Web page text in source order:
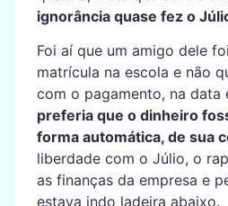
ignorância quase fez o
Foi aí que um amigo dele
matrícula na escola e não
com o pagamento, na data
preferia que o dinheiro
forma automática, de sua
liberdade com o Júlio, o
as finanças da empresa e
estava indo ladeira abaixo.